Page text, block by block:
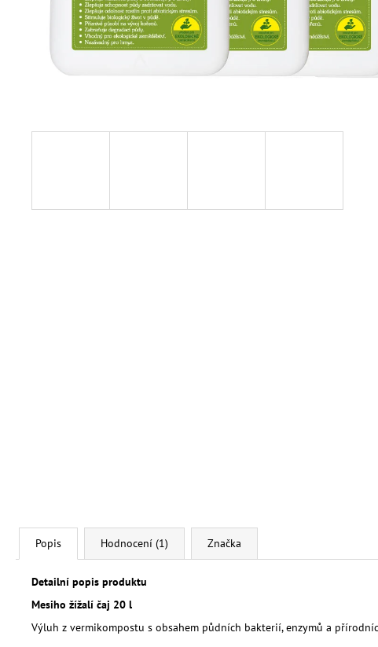
Popis Hodnocení (1) Značka
Detailní popis produktu
Mesiho žížalí čaj 20 l
Výluh z vermikompostu s obsahem půdních bakterií, enzymů a
97 900 Kč
2